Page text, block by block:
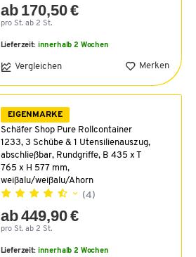
ab 170,50 €
pro St. ab 2 St.
Lieferzeit: innerhalb 2 Wochen
Vergleichen Merken
EIGENMARKE
Schäfer Shop Pure Rollcontainer
1233, 3 Schübe & 1 Utensilienauszug,
abschließbar, Rundgriffe, B 435 x T
765 x H 577 mm,
weißalu/weißalu/Ahorn
(4)
ab 449,90 €
pro St. ab 2 St.
Lieferzeit: innerhalb 2 Wochen